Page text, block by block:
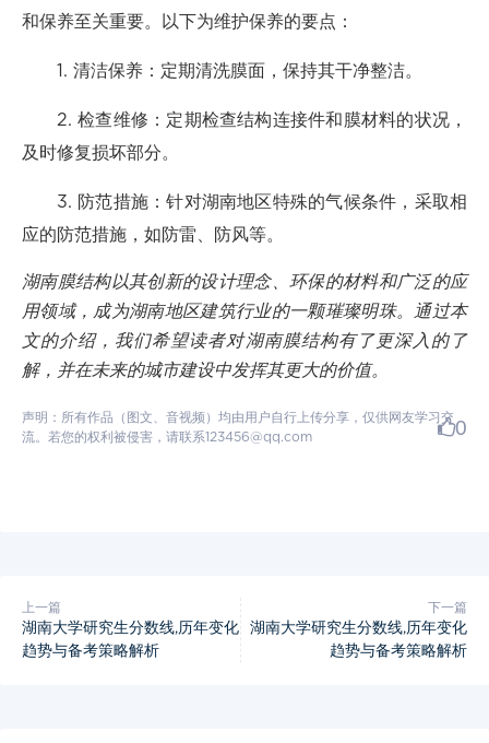
和保养至关重要。以下为维护保养的要点：
1. 清洁保养：定期清洗膜面，保持其干净整洁。
2. 检查维修：定期检查结构连接件和膜材料的状况，
及时修复损坏部分。
3. 防范措施：针对湖南地区特殊的气候条件，采取相
应的防范措施，如防雷、防风等。
湖南膜结构以其创新的设计理念、环保的材料和广泛的应
用领域，成为湖南地区建筑行业的一颗璀璨明珠。通过本
文的介绍，我们希望读者对湖南膜结构有了更深入的了
解，并在未来的城市建设中发挥其更大的价值。
声明：所有作品（图文、音视频）均由用户自行上传分享，仅供网友学习交
流。若您的权利被侵害，请联系123456@qq.com
0
上一篇
湖南大学研究生分数线,历年变化
趋势与备考策略解析
下一篇
湖南大学研究生分数线,历年变化
趋势与备考策略解析